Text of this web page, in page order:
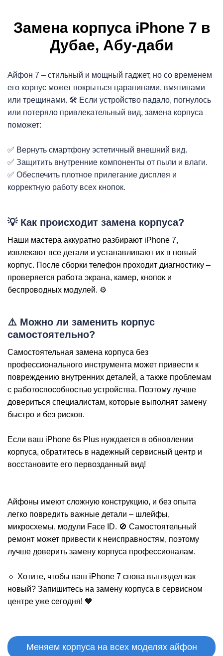
Замена корпуса iPhone 7 в
Дубае, Абу-даби
Айфон 7 – стильный и мощный гаджет, но со временем
его корпус может покрыться царапинами, вмятинами
или трещинами. 🛠️ Если устройство падало, погнулось
или потеряло привлекательный вид, замена корпуса
поможет:
✅ Вернуть смартфону эстетичный внешний вид.
✅ Защитить внутренние компоненты от пыли и влаги.
✅ Обеспечить плотное прилегание дисплея и
корректную работу всех кнопок.
💡 Как происходит замена корпуса?
Наши мастера аккуратно разбирают iPhone 7,
извлекают все детали и устанавливают их в новый
корпус. После сборки телефон проходит диагностику –
проверяется работа экрана, камер, кнопок и
беспроводных модулей. ⚙️
⚠️ Можно ли заменить корпус
самостоятельно?
Самостоятельная замена корпуса без
профессионального инструмента может привести к
повреждению внутренних деталей, а также проблемам
с работоспособностью устройства. Поэтому лучше
довериться специалистам, которые выполнят замену
быстро и без рисков.
Если ваш iPhone 6s Plus нуждается в обновлении
корпуса, обратитесь в надежный сервисный центр и
восстановите его первозданный вид!
Айфоны имеют сложную конструкцию, и без опыта
легко повредить важные детали – шлейфы,
микросхемы, модули Face ID. 🚫 Самостоятельный
ремонт может привести к неисправностям, поэтому
лучше доверить замену корпуса профессионалам.
🔹 Хотите, чтобы ваш iPhone 7 снова выглядел как
новый? Запишитесь на замену корпуса в сервисном
центре уже сегодня! 💙
Меняем корпуса на всех моделях айфон